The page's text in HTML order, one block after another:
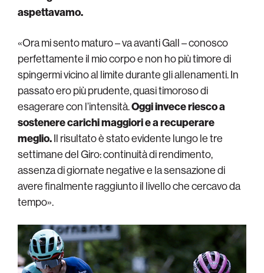
aspettavamo.
«Ora mi sento maturo – va avanti Gall – conosco
perfettamente il mio corpo e non ho più timore di
spingermi vicino al limite durante gli allenamenti. In
passato ero più prudente, quasi timoroso di
esagerare con l’intensità.Oggi invece riesco a
sostenere carichi maggiori e a recuperare
meglio.Il risultato è stato evidente lungo le tre
settimane del Giro: continuità di rendimento,
assenza di giornate negative e la sensazione di
avere finalmente raggiunto il livello che cercavo da
tempo».